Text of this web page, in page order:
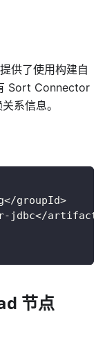
供了使用构建自
Sort Connector
系信息。
groupId>
jdbc</
节点